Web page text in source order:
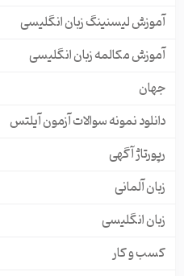
آموزش لیسنینگ زبان انگلیسی
آموزش مکالمه زبان انگلیسی
جهان
دانلود نمونه سوالات آزمون آیلتس
رپورتاژ آگهی
زبان آلمانی
زبان انگلیسی
کسب و کار